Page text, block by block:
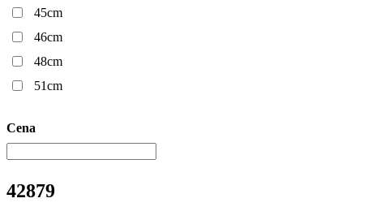
45cm
46cm
48cm
51cm
Cena
42879